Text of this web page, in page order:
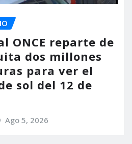
ONCE reparte de
dos millones
para ver el
sol del 12 de
Ago 5, 2026